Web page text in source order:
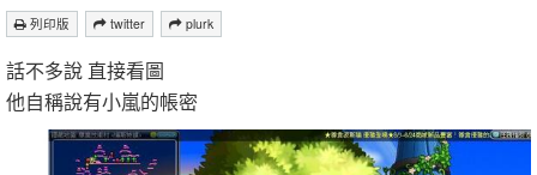
列印版 twitter plurk
話不多說 直接看圖
他自稱說有小嵐的帳密